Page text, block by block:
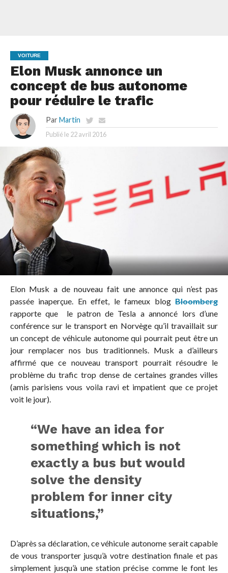
VOITURE
Elon Musk annonce un
concept de bus autonome
pour réduire le trafic
Par Martin
Publié le 22 avril 2016
Elon Musk a de nouveau fait une annonce qui n’est pas
passée inaperçue. En effet, le fameux blogBloomberg
rapporte que le patron de Tesla a annoncé lors d’une
conférence sur le transport en Norvège qu’il travaillait sur
un concept de véhicule autonome qui pourrait peut être un
jour remplacer nos bus traditionnels. Musk a d’ailleurs
affirmé que ce nouveau transport pourrait résoudre le
problème du trafic trop dense de certaines grandes villes
(amis parisiens vous voila ravi et impatient que ce projet
voit le jour).
“We have an idea for
something which is not
exactly a bus but would
solve the density
problem for inner city
situations,”
D’après sa déclaration, ce véhicule autonome serait capable
de vous transporter jusqu’à votre destination finale et pas
simplement jusqu’à une station précise comme le font les